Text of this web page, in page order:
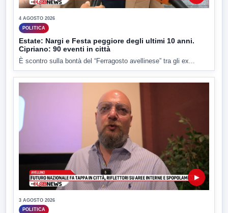
4 AGOSTO 2026
POLITICA
Estate: Nargi e Festa peggiore degli ultimi 10 anni.
Cipriano: 90 eventi in città
È scontro sulla bontà del “Ferragosto avellinese” tra gli ex...
▶
3 AGOSTO 2026
POLITICA